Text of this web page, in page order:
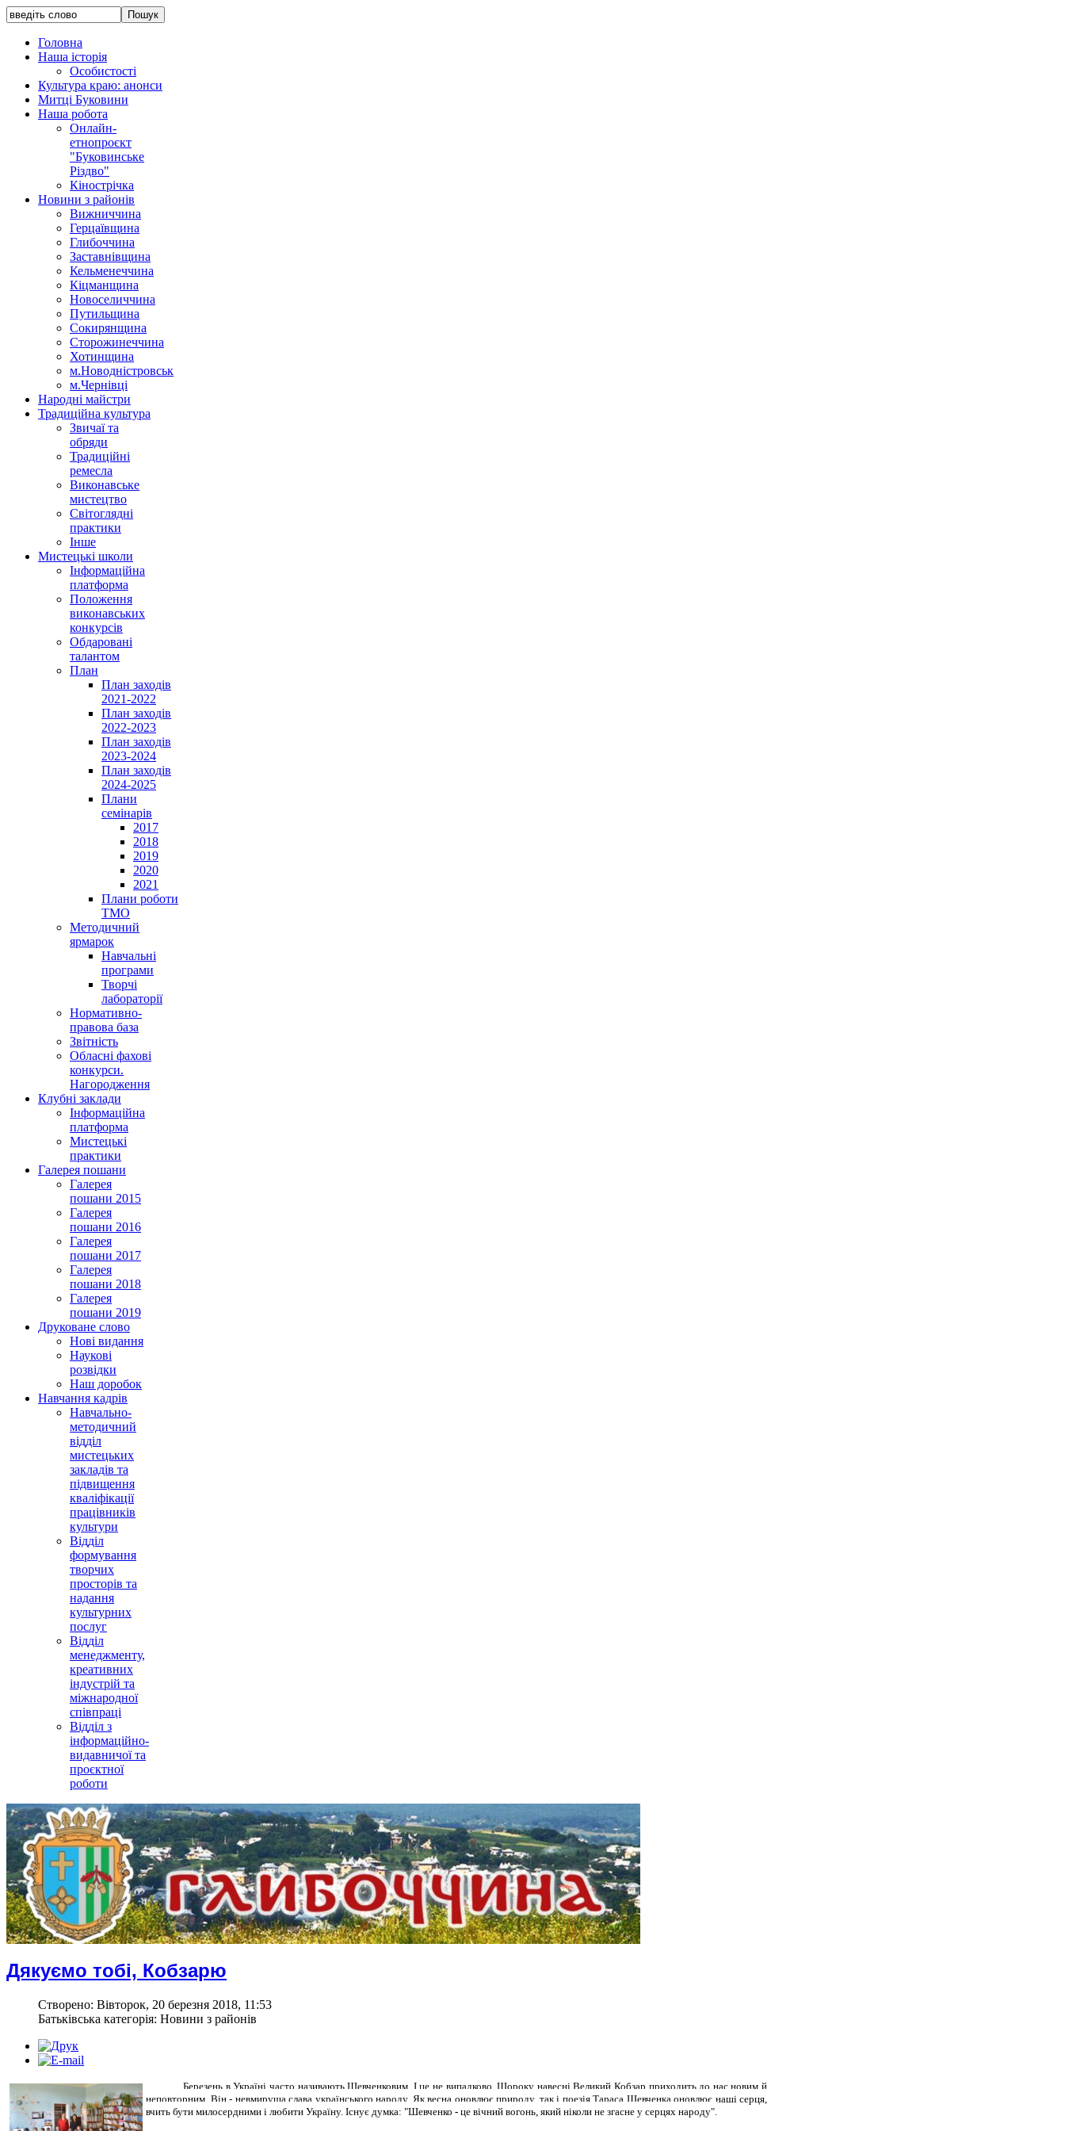
Головна
Наша історія
Особистості
Культура краю: анонси
Митці Буковини
Наша робота
Онлайн-
етнопроєкт
"Буковинське
Різдво"
Кінострічка
Новини з районів
Вижниччина
Герцаївщина
Глибоччина
Заставнівщина
Кельменеччина
Кіцманщина
Новоселиччина
Путильщина
Сокирянщина
Сторожинеччина
Хотинщина
м.Новодністровськ
м.Чернівці
Народні майстри
Традиційна культура
Звичаї та
обряди
Традиційні
ремесла
Виконавське
мистецтво
Світоглядні
практики
Інше
Мистецькі школи
Інформаційна
платформа
Положення
виконавських
конкурсів
Обдаровані
талантом
План
План заходів
2021-2022
План заходів
2022-2023
План заходів
2023-2024
План заходів
2024-2025
Плани
семінарів
2017
2018
2019
2020
2021
Плани роботи
ТМО
Методичний
ярмарок
Навчальні
програми
Творчі
лабораторії
Нормативно-
правова база
Звітність
Обласні фахові
конкурси.
Нагородження
Клубні заклади
Інформаційна
платформа
Мистецькі
практики
Галерея пошани
Галерея
пошани 2015
Галерея
пошани 2016
Галерея
пошани 2017
Галерея
пошани 2018
Галерея
пошани 2019
Друковане слово
Нові видання
Наукові
розвідки
Наш доробок
Навчання кадрів
Навчально-
методичний
відділ
мистецьких
закладів та
підвищення
кваліфікації
працівників
культури
Відділ
формування
творчих
просторів та
надання
культурних
послуг
Відділ
менеджменту,
креативних
індустрій та
міжнародної
співпраці
Відділ з
інформаційно-
видавничої та
проєктної
роботи
Дякуємо тобі, Кобзарю
Створено: Вівторок, 20 березня 2018, 11:53
Батьківська категорія: Новини з районів
Березень в Україні часто називають Шевченковим. І це не випадково. Щороку навесні Великий Кобзар приходить до нас новим й
неповторним. Він - невмируща слава українського народу. Як весна оновлює природу, так і поезія Тараса Шевченка оновлює наші серця,
вчить бути милосердними і любити Україну. Існує думка: "Шевченко - це вічний вогонь, який ніколи не згасне у серцях народу".